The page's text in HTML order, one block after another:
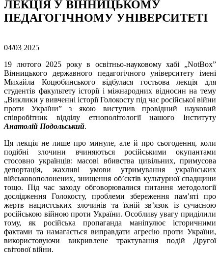
ЛЕКЦІЯ У ВІННИЦЬКОМУ
ПЕДАГОГІЧНОМУ УНІВЕРСИТЕТІ
04/03 2025
19 лютого 2025 року в освітньо-науковому хабі „NotBox”
Вінницького державного педагогічного університету імені
Михайла Коцюбинського відбулася гостьова лекція для
студентів факультету історії і міжнародних відносин на тему
„Виклики у вивченні історії Голокосту під час російської війни
проти України” з якою виступив провідний науковий
співробітник відділу етнополітології нашого Інституту
Анатолій Подольський.
Ця лекція не лише про минуле, але й про сьогодення, коли
подібні злочини вчиняються російськими окупантами
стосовно українців: масові вбивства цивільних, примусова
депортація, жахливі умови утримування українських
військовополонених, знищення об’єктів культурної спадщини
тощо. Під час заходу обговорювалися питання методології
дослідження Голокосту, проблеми збереження пам’яті про
жертв нацистських злочинів та їхній зв’язок із сучасною
російською війною проти України. Особливу увагу приділили
тому, як російська пропаганда маніпулює історичними
фактами та намагається виправдати агресію проти України,
використовуючи викривлене трактування подій Другої
світової війни.